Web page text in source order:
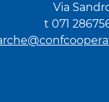
Via
t 071